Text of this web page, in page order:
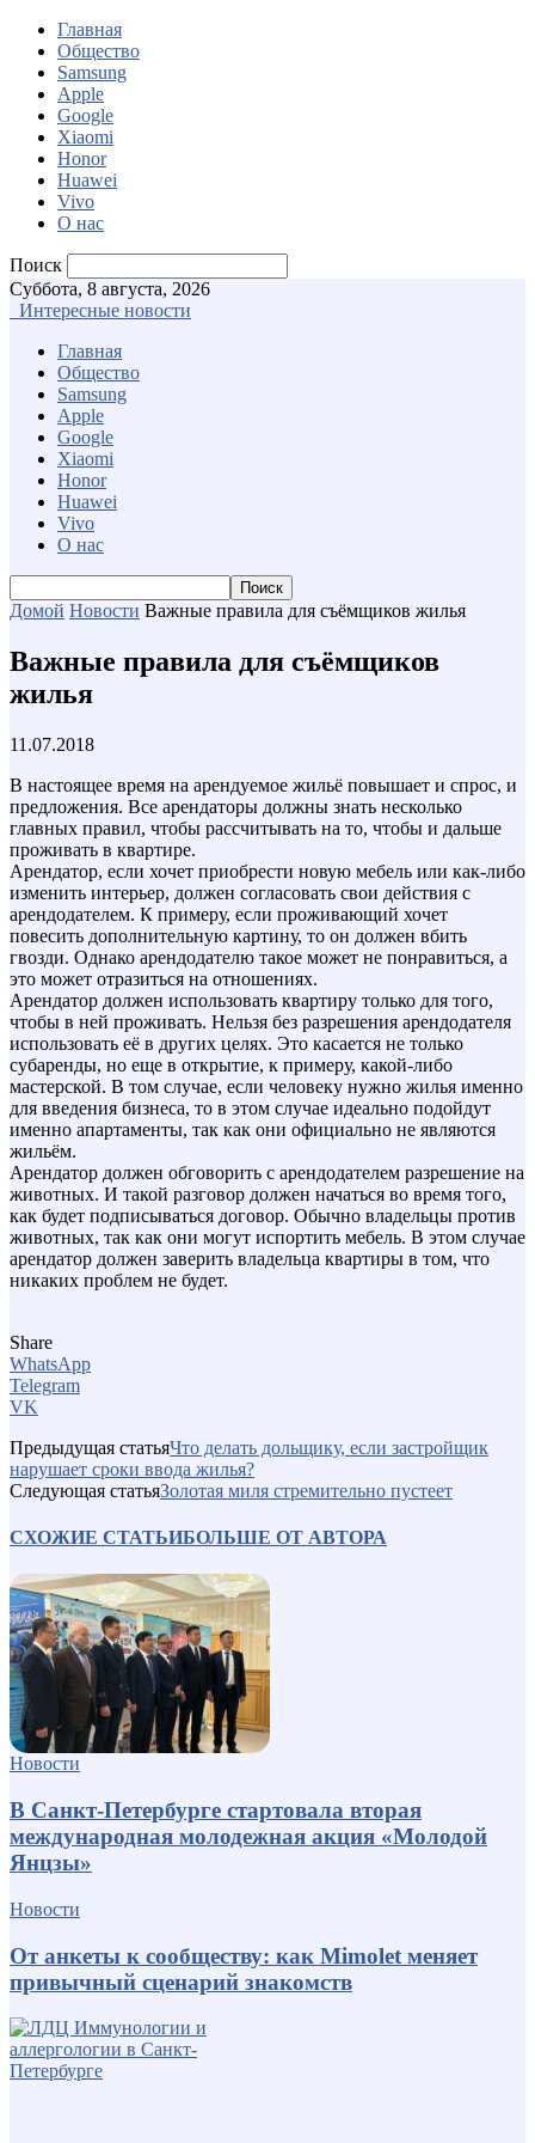
Главная
Общество
Samsung
Apple
Google
Xiaomi
Honor
Huawei
Vivo
О нас
Поиск
Суббота, 8 августа, 2026
Интересные новости
Главная
Общество
Samsung
Apple
Google
Xiaomi
Honor
Huawei
Vivo
О нас
Домой Новости Важные правила для съёмщиков жилья
Важные правила для съёмщиков
жилья
11.07.2018
В настоящее время на арендуемое жильё повышает и спрос, и
предложения. Все арендаторы должны знать несколько
главных правил, чтобы рассчитывать на то, чтобы и дальше
проживать в квартире.
Арендатор, если хочет приобрести новую мебель или как-либо
изменить интерьер, должен согласовать свои действия с
арендодателем. К примеру, если проживающий хочет
повесить дополнительную картину, то он должен вбить
гвозди. Однако арендодателю такое может не понравиться, а
это может отразиться на отношениях.
Арендатор должен использовать квартиру только для того,
чтобы в ней проживать. Нельзя без разрешения арендодателя
использовать её в других целях. Это касается не только
субаренды, но еще в открытие, к примеру, какой-либо
мастерской. В том случае, если человеку нужно жилья именно
для введения бизнеса, то в этом случае идеально подойдут
именно апартаменты, так как они официально не являются
жильём.
Арендатор должен обговорить с арендодателем разрешение на
животных. И такой разговор должен начаться во время того,
как будет подписываться договор. Обычно владельцы против
животных, так как они могут испортить мебель. В этом случае
арендатор должен заверить владельца квартиры в том, что
никаких проблем не будет.
Share
WhatsApp
Telegram
VK
Предыдущая статьяЧто делать дольщику, если застройщик
нарушает сроки ввода жилья?
Следующая статьяЗолотая миля стремительно пустеет
СХОЖИЕ СТАТЬИБОЛЬШЕ ОТ АВТОРА
Новости
В Санкт-Петербурге стартовала вторая
международная молодежная акция «Молодой
Янцзы»
Новости
От анкеты к сообществу: как Mimolet меняет
привычный сценарий знакомств